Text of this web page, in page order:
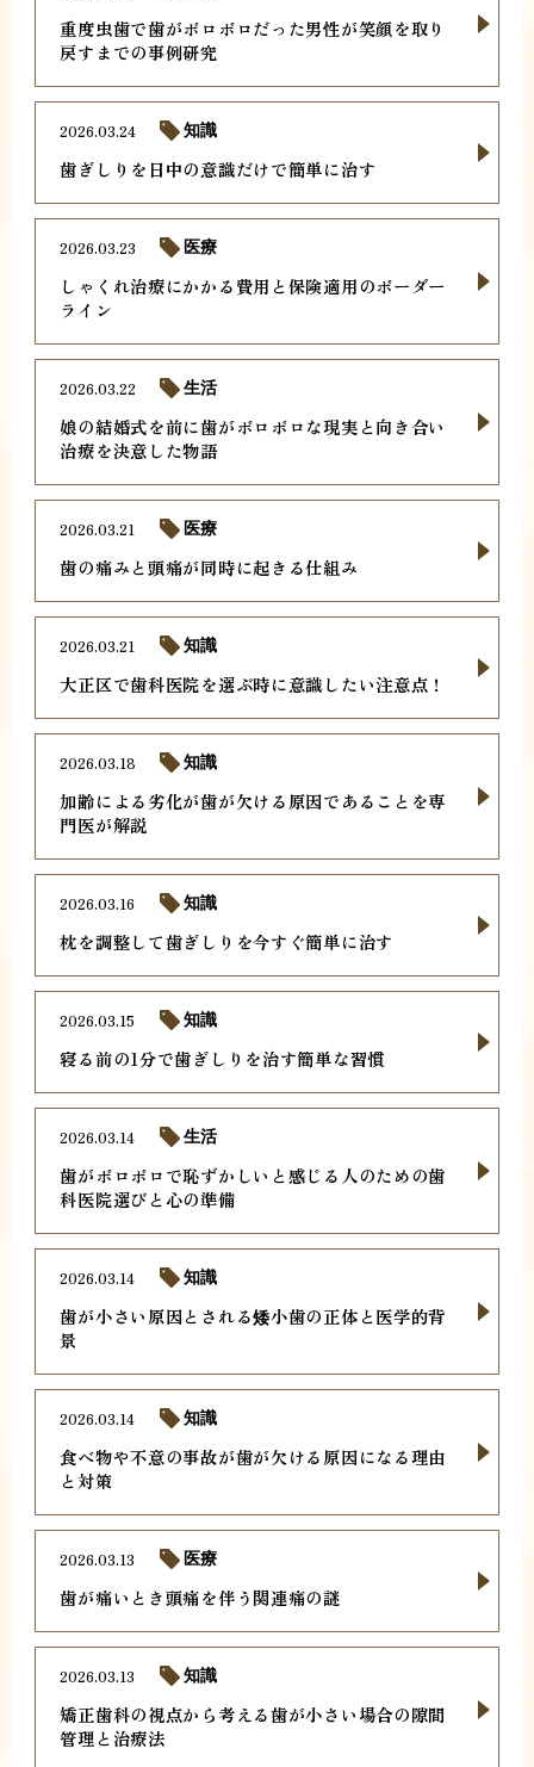
重度虫歯で歯がボロボロだった男性が笑顔を取り
戻すまでの事例研究
歯ぎしりを日中の意識だけで簡単に治す
2026.03.24 知識
しゃくれ治療にかかる費用と保険適用のボーダー
ライン
2026.03.23 医療
娘の結婚式を前に歯がボロボロな現実と向き合い
治療を決意した物語
2026.03.22 生活
歯の痛みと頭痛が同時に起きる仕組み
2026.03.21 医療
大正区で歯科医院を選ぶ時に意識したい注意点！
2026.03.21 知識
加齢による劣化が歯が欠ける原因であることを専
門医が解説
2026.03.18 知識
枕を調整して歯ぎしりを今すぐ簡単に治す
2026.03.16 知識
寝る前の1分で歯ぎしりを治す簡単な習慣
2026.03.15 知識
歯がボロボロで恥ずかしいと感じる人のための歯
科医院選びと心の準備
2026.03.14 生活
歯が小さい原因とされる矮小歯の正体と医学的背
景
2026.03.14 知識
食べ物や不意の事故が歯が欠ける原因になる理由
と対策
2026.03.14 知識
歯が痛いとき頭痛を伴う関連痛の謎
2026.03.13 医療
矯正歯科の視点から考える歯が小さい場合の隙間
管理と治療法
2026.03.13 知識